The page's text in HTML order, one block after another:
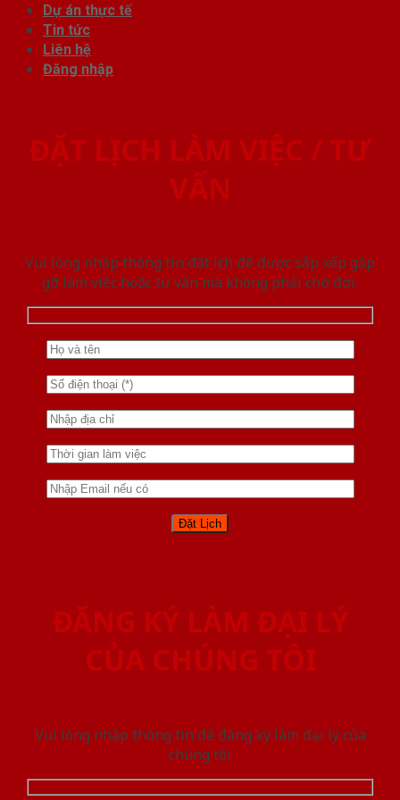
Dự án thực tế
Tin tức
Liên hệ
Đăng nhập
ĐẶT LỊCH LÀM VIỆC / TƯ
VẤN
Vui lòng nhập thông tin đặt lịch để được sắp xếp gặp
gỡ làm việc hoăc tư vấn mà không phải chờ đợi.
ĐĂNG KÝ LÀM ĐẠI LÝ
CỦA CHÚNG TÔI
Vui lòng nhập thông tin để đăng ký làm đại lý của
chúng tôi